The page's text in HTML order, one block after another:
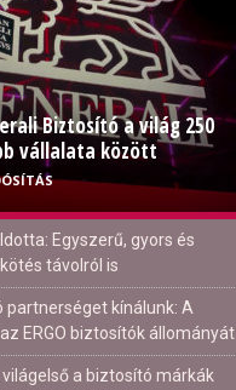
Biztosító a világ 250
vállalata között
Egyszerű, gyors és
távolról is
partnerséget kínálunk: A
ERGO biztosítók állományát
a biztosító márkák